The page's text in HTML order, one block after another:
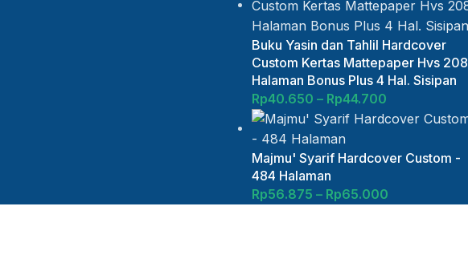
Buku Yasin dan Tahlil Hardcover
Custom Kertas Mattepaper Hvs 208
Halaman Bonus Plus 4 Hal. Sisipan
Rp40.650 – Rp44.700
Majmu' Syarif Hardcover Custom -
484 Halaman
Rp56.875 – Rp65.000